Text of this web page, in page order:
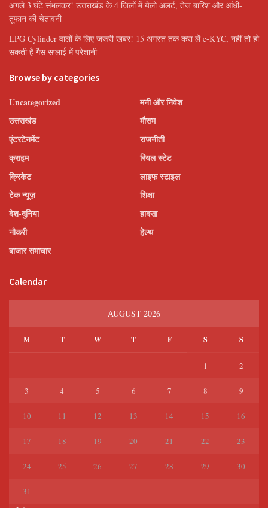
अगले 3 घंटे संभलकर! उत्तराखंड के 4 जिलों में येलो अलर्ट, तेज बारिश और आंधी-
तूफान की चेतावनी
LPG Cylinder वालों के लिए जरूरी खबर! 15 अगस्त तक करा लें e-KYC, नहीं तो हो
सकती है गैस सप्लाई में परेशानी
Browse by categories
Uncategorized
उत्तराखंड
एंटरटेनमेंट
क्राइम
क्रिकेट
टेक न्यूज़
देश-दुनिया
नौकरी
बाजार समाचार
मनी और निवेश
मौसम
राजनीती
रियल स्टेट
लाइफ स्टाइल
शिक्षा
हादसा
हेल्थ
Calendar
AUGUST 2026
M T W T F S S
1 2
3 4 5 6 7 8 9
10 11 12 13 14 15 16
17 18 19 20 21 22 23
24 25 26 27 28 29 30
31